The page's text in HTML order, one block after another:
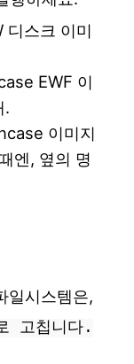
디스크 이미
EWF 이
.
이미지
엔, 옆의 명
일시스템은,
고칩니다.